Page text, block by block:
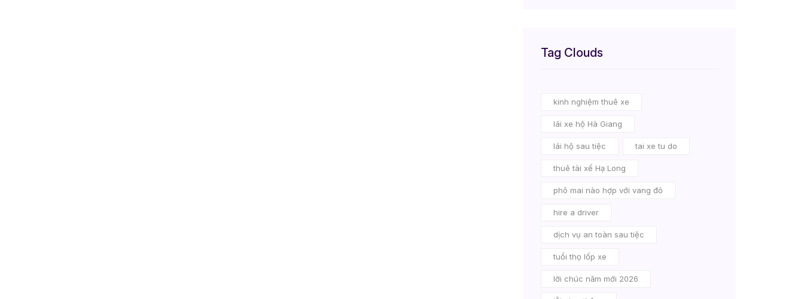
Tag Clouds
kinh nghiệm thuê xe
lái xe hộ Hà Giang
lái hộ sau tiệc tai xe tu do
thuê tài xế Hạ Long
phô mai nào hợp với vang đỏ
hire a driver
dịch vụ an toàn sau tiệc
tuổi thọ lốp xe
lời chúc năm mới 2026